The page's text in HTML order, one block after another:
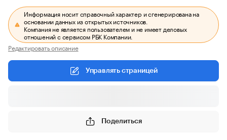
Информация носит справочный характер и сгенерирована на
основании данных из открытых источников.
Компания не является пользователем и не имеет деловых
отношений с сервисом РБК Компании.
Редактировать описание
Управлять страницей
Поделиться